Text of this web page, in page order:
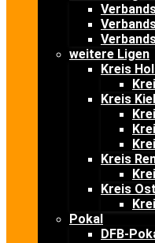
weitere Ligen
Kreis
Kreis Kiel
Kreis
Kreis
Pokal
DFB-